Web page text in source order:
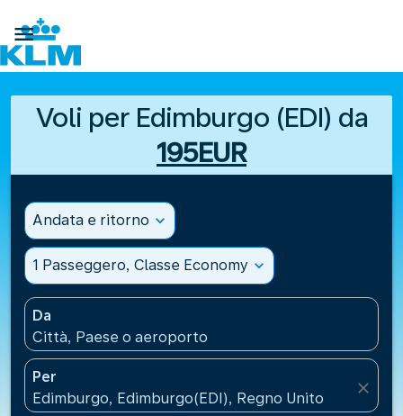

Voli per Edimburgo (EDI) da
195EUR
Andata e ritorno expand_more
1 Passeggero, Classe Economy expand_more
Da
Città, Paese o aeroporto
Per
Edimburgo, Edimburgo(EDI), Regno Unito
close